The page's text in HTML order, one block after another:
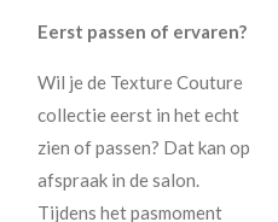
Eerst passen of ervaren?
Wil je de Texture Couture
collectie eerst in het echt
zien of passen? Dat kan op
afspraak in de salon.
Tijdens het pasmoment